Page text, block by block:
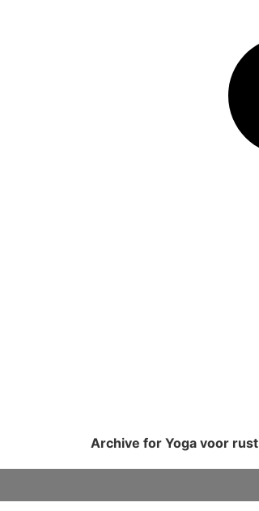
Archive for Yoga voor rust